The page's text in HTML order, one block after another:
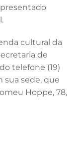
cultural da
de
telefone (19)
sua sede, que
Hoppe, 78,